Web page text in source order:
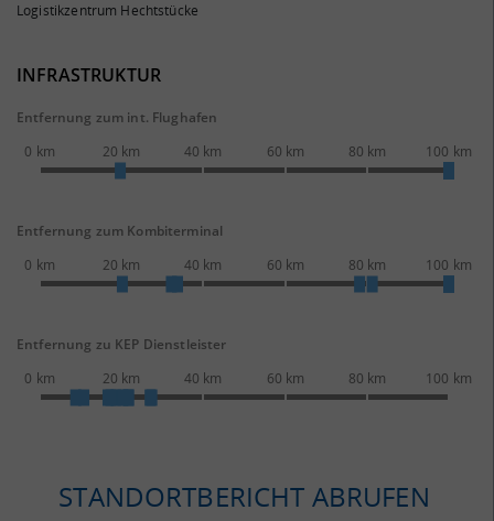
Logistikzentrum Hechtstücke
INFRASTRUKTUR
Entfernung zum int. Flughafen
0 km
20 km 40 km 60 km 80 km 100 km
Entfernung zum Kombiterminal
0 km
20 km 40 km 60 km 80 km 100 km
Entfernung zu KEP Dienstleister
0 km
20 km 40 km 60 km 80 km 100 km
STANDORTBERICHT ABRUFEN